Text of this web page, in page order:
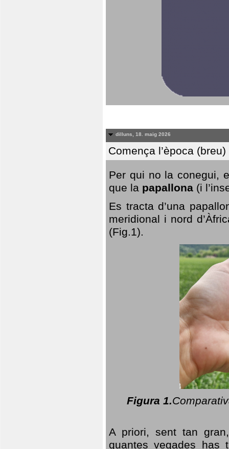
dilluns, 18. maig 2026
Comença l’època
Per qui no la conegui,
que la papallona (i
Es tracta d’una
meridional i nord
(Fig.1).
Figura 1.
A priori, sent tan
quantes vegades has